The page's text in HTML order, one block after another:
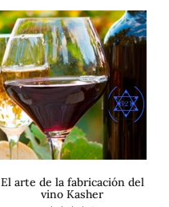
El arte de la fabricación del
vino Kasher